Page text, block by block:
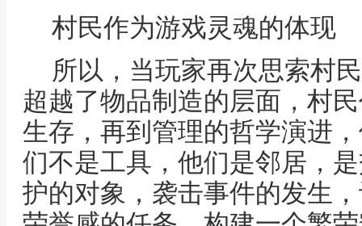
村民作为游戏灵魂的体现
所以，当玩家再次思索村
超越了物品制造的层面，村
生存，再到管理的哲学演进
们不是工具，他们是邻居，
护的对象，袭击事件的发生